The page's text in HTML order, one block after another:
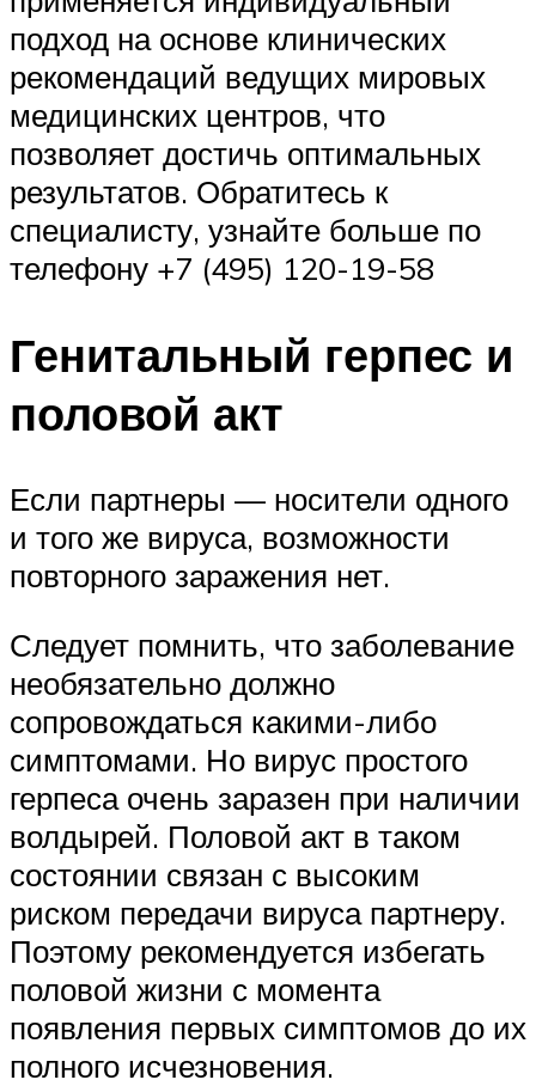
подход на основе клинических
рекомендаций ведущих мировых
медицинских центров, что
позволяет достичь оптимальных
результатов. Обратитесь к
специалисту, узнайте больше по
телефону +7 (495) 120-19-58
Генитальный герпес и
половой акт
Если партнеры — носители одного
и того же вируса, возможности
повторного заражения нет.
Следует помнить, что заболевание
необязательно должно
сопровождаться какими-либо
симптомами. Но вирус простого
герпеса очень заразен при наличии
волдырей. Половой акт в таком
состоянии связан с высоким
риском передачи вируса партнеру.
Поэтому рекомендуется избегать
половой жизни с момента
появления первых симптомов до их
полного исчезновения.